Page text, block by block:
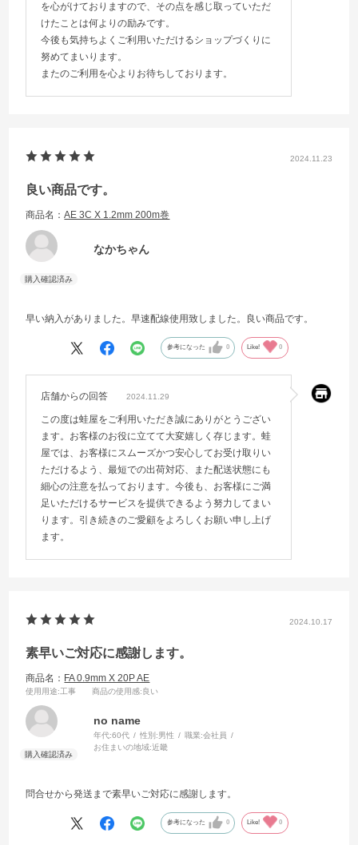
を心がけておりますので、その点を感じ取っていただ
けたことは何よりの励みです。
今後も気持ちよくご利用いただけるショップづくりに
努めてまいります。
またのご利用を心よりお待ちしております。
2024.11.23
良い商品です。
商品名：AE 3C X 1.2mm 200m巻
なかちゃん
早い納入がありました。早速配線使用致しました。良い商品です。
参考になった 0 Like! 0
店舗からの回答 2024.11.29
この度は蛙屋をご利用いただき誠にありがとうござい
ます。お客様のお役に立てて大変嬉しく存じます。蛙
屋では、お客様にスムーズかつ安心してお受け取りい
ただけるよう、最短での出荷対応、また配送状態にも
細心の注意を払っております。今後も、お客様にご満
足いただけるサービスを提供できるよう努力してまい
ります。引き続きのご愛顧をよろしくお願い申し上げ
ます。
2024.10.17
素早いご対応に感謝します。
商品名： FA 0.9mm X 20P AE
使用用途:工事 商品の使用感:良い
no name
年代:60代 性別:男性 職業:会社員
お住まいの地域:近畿
問合せから発送まで素早いご対応に感謝します。
参考になった 0 Like! 0